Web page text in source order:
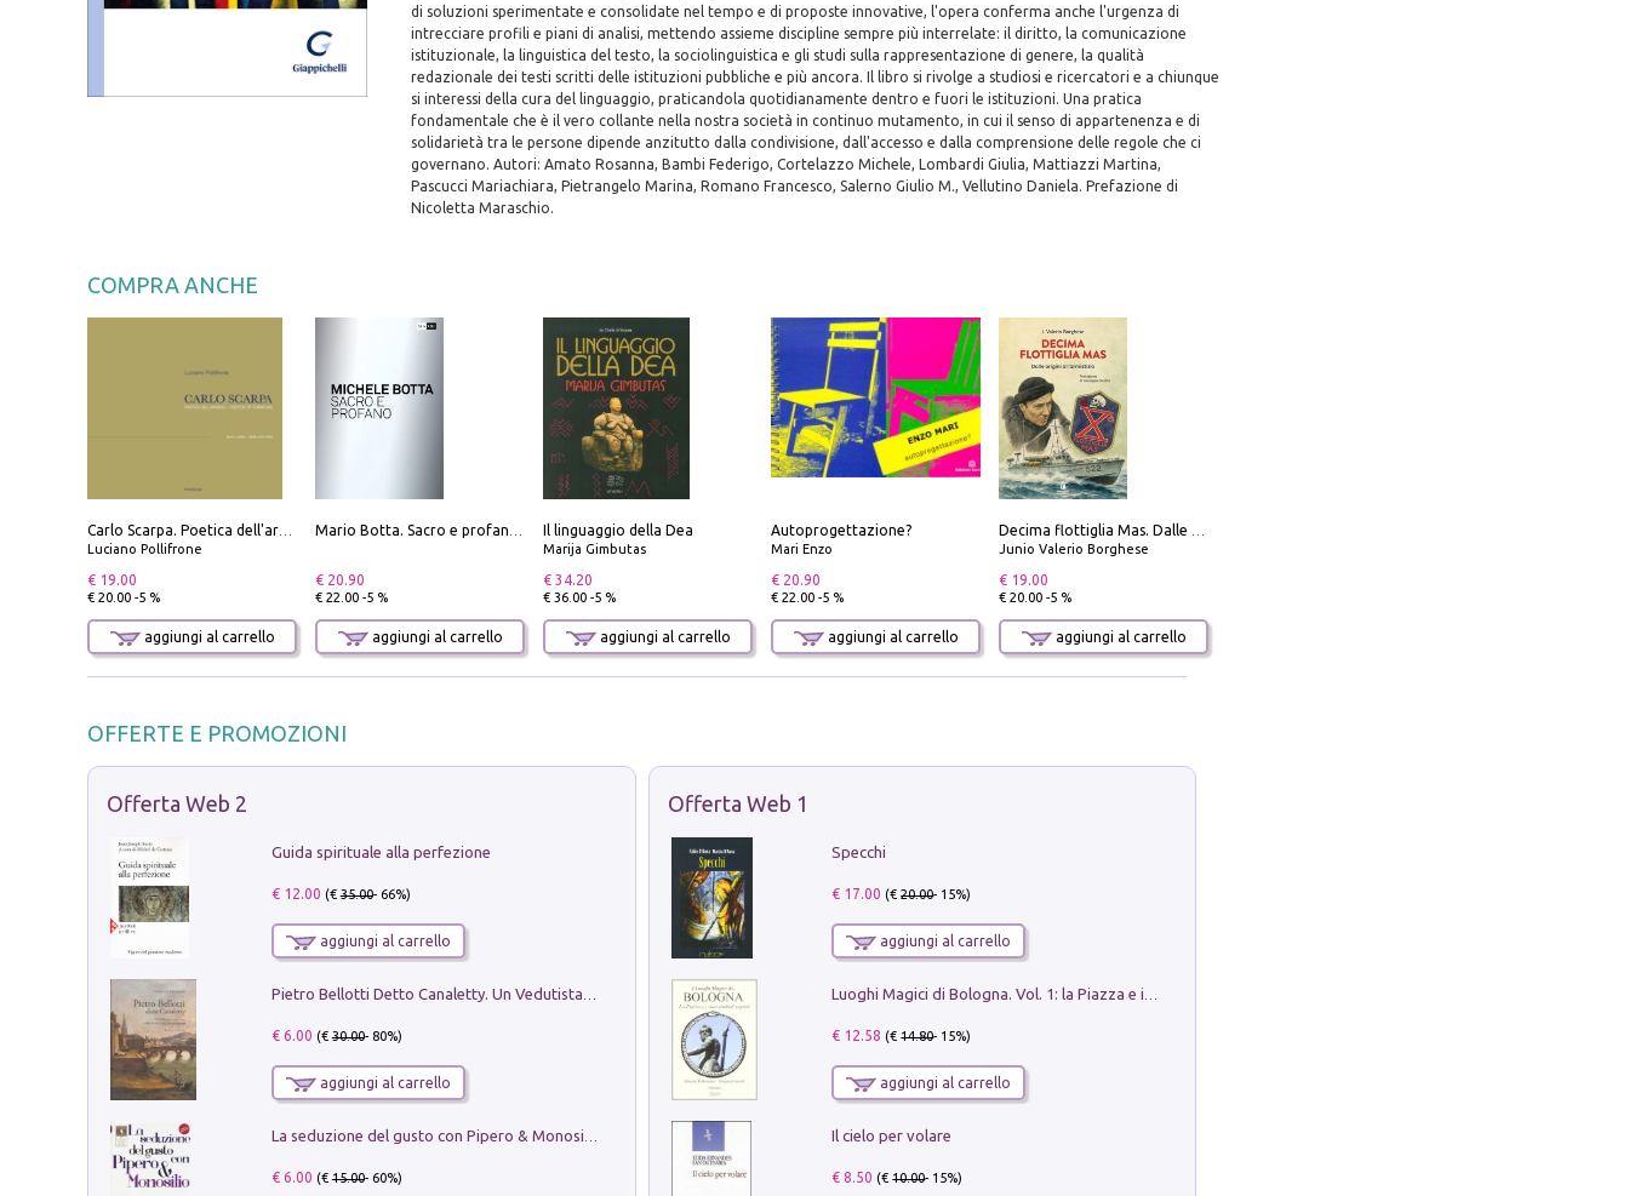
di soluzioni sperimentate e consolidate nel tempo e di proposte innovative, l'opera conferma anche l'urgenza di
intrecciare profili e piani di analisi, mettendo assieme discipline sempre più interrelate: il diritto, la comunicazione
istituzionale, la linguistica del testo, la sociolinguistica e gli studi sulla rappresentazione di genere, la qualità
redazionale dei testi scritti delle istituzioni pubbliche e più ancora. Il libro si rivolge a studiosi e ricercatori e a chiunque
si interessi della cura del linguaggio, praticandola quotidianamente dentro e fuori le istituzioni. Una pratica
fondamentale che è il vero collante nella nostra società in continuo mutamento, in cui il senso di appartenenza e di
solidarietà tra le persone dipende anzitutto dalla condivisione, dall'accesso e dalla comprensione delle regole che ci
governano. Autori: Amato Rosanna, Bambi Federigo, Cortelazzo Michele, Lombardi Giulia, Mattiazzi Martina,
Pascucci Mariachiara, Pietrangelo Marina, Romano Francesco, Salerno Giulio M., Vellutino Daniela. Prefazione di
Nicoletta Maraschio.
COMPRA ANCHE
Luciano Pollifrone
€ 19.00
€ 20.00 -5 %
aggiungi al carrello
€ 20.90
€ 22.00 -5 %
aggiungi al carrello
Il linguaggio della Dea
Marija Gimbutas
€ 34.20
€ 36.00 -5 %
aggiungi al carrello
Autoprogettazione?
Mari Enzo
€ 20.90
€ 22.00 -5 %
aggiungi al carrello
Junio Valerio Borghese
€ 19.00
€ 20.00 -5 %
aggiungi al carrello
OFFERTE E PROMOZIONI
Offerta Web 2
Guida spirituale alla perfezione
€ 12.00 (€35.00- 66%)
aggiungi al carrello
€ 6.00 (€30.00- 80%)
aggiungi al carrello
€ 6.00 (€15.00- 60%)
Offerta Web 1
Specchi
€ 17.00 (€20.00- 15%)
aggiungi al carrello
€ 12.58 (€14.80- 15%)
aggiungi al carrello
Il cielo per volare
€ 8.50 (€10.00- 15%)